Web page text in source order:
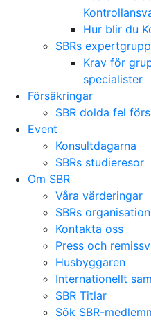
Hur blir du
SBRs
Krav för
specialister
Försäkringar
SBR dolda fel
Event
Konsultdagarna
SBRs studieresor
Om SBR
Våra värderingar
SBRs organisation
Kontakta oss
Press och
Husbyggaren
Internationellt
SBR Titlar
Sök SBR-